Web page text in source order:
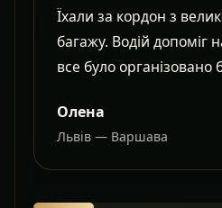
Їхали за кордон з
багажу. Водій допоміг
все було організовано
Олена
Львів — Варшава